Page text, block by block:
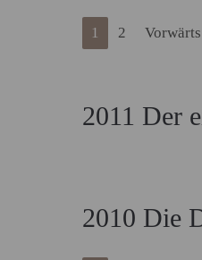
1 2 Vorwärts
2011 Der
2010 Die